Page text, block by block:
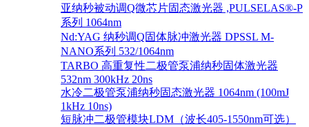
亚纳秒被动调Q微芯片固态激光器 ,PULSELAS®-P
系列 1064nm
Nd:YAG 纳秒调Q固体脉冲激光器 DPSSL M-
NANO系列 532/1064nm
TARBO 高重复性二极管泵浦纳秒固体激光器
532nm 300kHz 20ns
水冷二极管泵浦纳秒固态激光器 1064nm (100mJ
1kHz 10ns)
短脉冲二极管模块LDM（波长405-1550nm可选）